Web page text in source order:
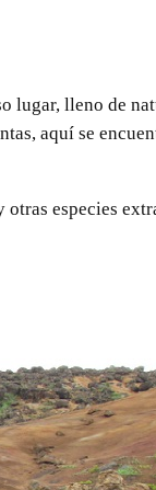
lugar, lleno de
aquí se
otras especies